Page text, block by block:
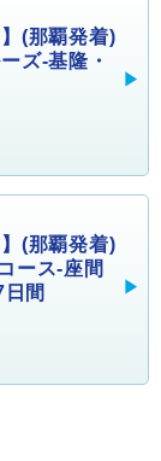
(那覇発着)
ズ-基隆・
(那覇発着)
ース-座間
間